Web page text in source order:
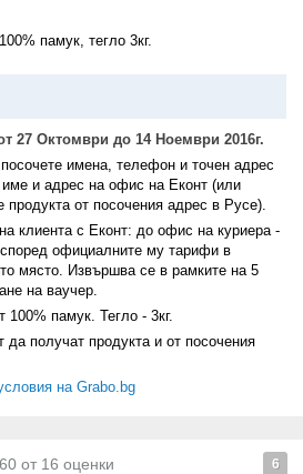
памук, тегло 3кг.
27 Октомври до 14 Ноември 2016г.
имена, телефон и точен адрес
и адрес на офис на Еконт (или
от посочения адрес в Русе).
клиента с Еконт: до офис на куриера -
официалните му тарифи в
място. Извършва се в рамките на 5
на ваучер.
100% памук. Тегло - 3кг.
да получат продукта и от посочения
на Grabo.bg
от 16 оценки 6